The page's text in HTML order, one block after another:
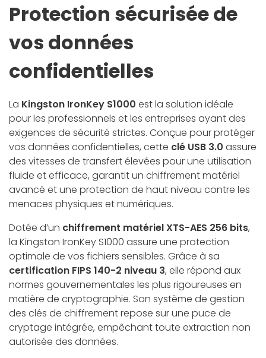
Protection sécurisée de
vos données
confidentielles
La Kingston IronKey S1000 est la solution idéale
pour les professionnels et les entreprises ayant des
exigences de sécurité strictes. Conçue pour protéger
vos données confidentielles, cette clé USB 3.0 assure
des vitesses de transfert élevées pour une utilisation
fluide et efficace, garantit un chiffrement matériel
avancé et une protection de haut niveau contre les
menaces physiques et numériques.
Dotée d’un chiffrement matériel XTS-AES 256 bits,
la Kingston IronKey S1000 assure une protection
optimale de vos fichiers sensibles. Grâce à sa
certification FIPS 140-2 niveau 3, elle répond aux
normes gouvernementales les plus rigoureuses en
matière de cryptographie. Son système de gestion
des clés de chiffrement repose sur une puce de
cryptage intégrée, empêchant toute extraction non
autorisée des données.